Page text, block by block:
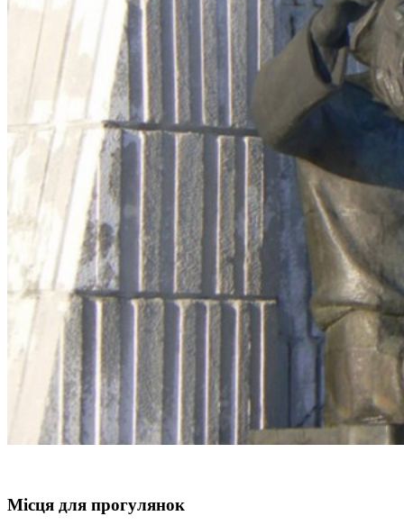
Місця для прогулянок